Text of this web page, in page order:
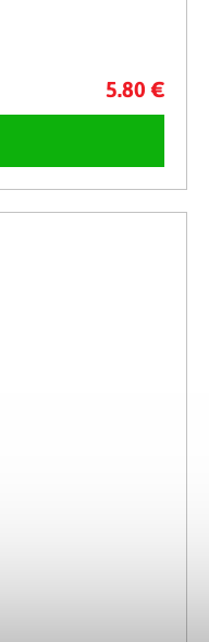
5.80 €